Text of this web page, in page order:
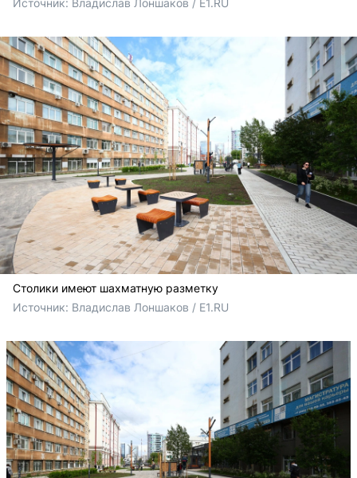
Столики имеют шахматную разметку
Источник: Владислав Лоншаков / E1.RU